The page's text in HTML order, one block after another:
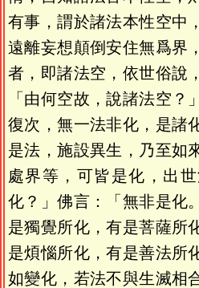
有事，謂於諸法本性空中
遠離妄想顛倒安住無爲界
者，即諸法空，依世俗說
「由何空故，說諸法空？
復次，無一法非化，是諸
是法，施設異生，乃至如
處界等，可皆是化，出
化？」佛言：「無非是化
是獨覺所化，有是菩薩所
是煩惱所化，有是善法所
如變化，若法不與生滅相